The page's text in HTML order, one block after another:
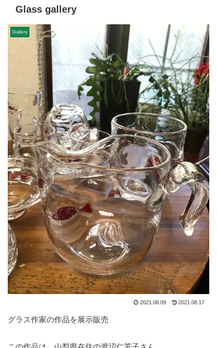
Glass gallery
Gallery
2021.08.09 2021.08.17
グラス作家の作品を展示販売